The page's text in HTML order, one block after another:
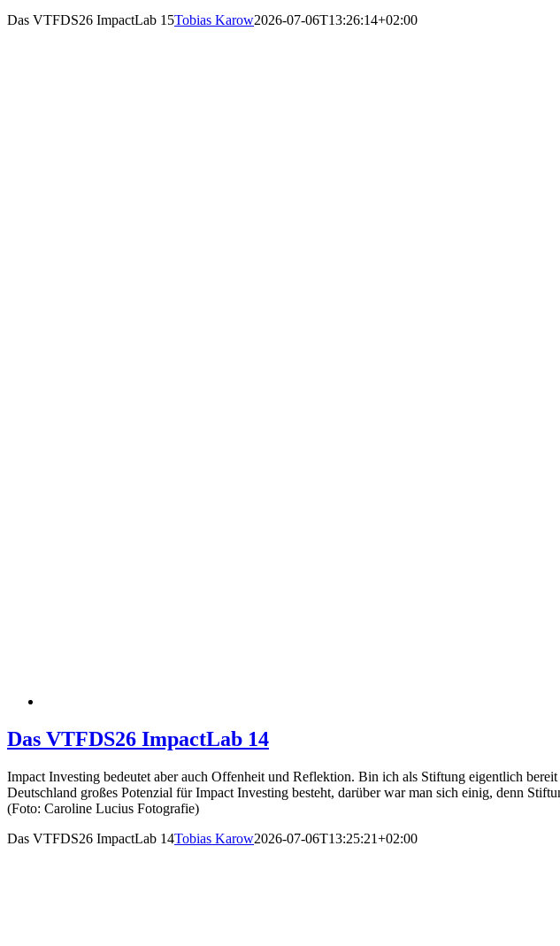
Das VTFDS26 ImpactLab 15Tobias Karow2026-07-06T13:26:14+02:00
Das VTFDS26 ImpactLab 14
Impact Investing bedeutet aber auch Offenheit und Reflektion. Bin ich als Stiftung eigentlich
Deutschland großes Potenzial für Impact Investing besteht, darüber war man sich einig, denn
(Foto: Caroline Lucius Fotografie)
Das VTFDS26 ImpactLab 14Tobias Karow2026-07-06T13:25:21+02:00